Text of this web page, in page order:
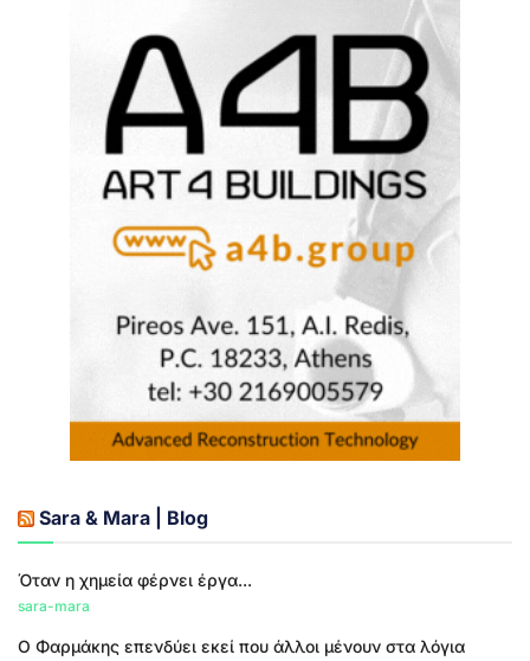
Sara & Mara | Blog
Όταν η χημεία φέρνει έργα...
sara-mara
Ο Φαρμάκης επενδύει εκεί που άλλοι μένουν στα λόγια